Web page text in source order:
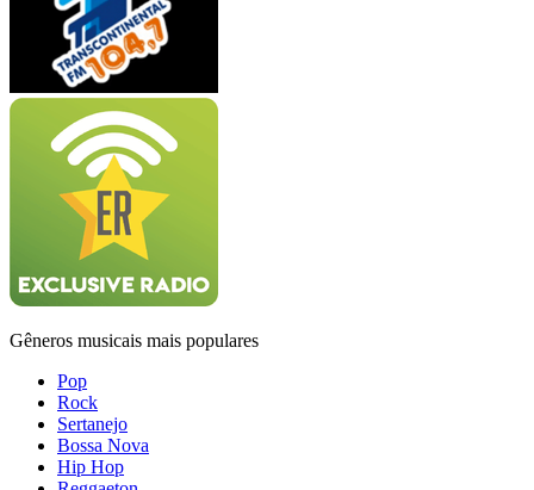
Gêneros musicais mais populares
Pop
Rock
Sertanejo
Bossa Nova
Hip Hop